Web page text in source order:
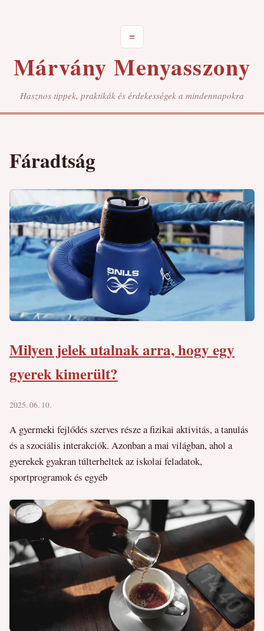
≡
Márvány Menyasszony
Hasznos tippek, praktikák és érdekességek a mindennapokra
Fáradtság
Milyen jelek utalnak arra, hogy egy
gyerek kimerült?
2025. 06. 10.
A gyermeki fejlődés szerves része a fizikai aktivitás, a tanulás
és a szociális interakciók. Azonban a mai világban, ahol a
gyerekek gyakran túlterheltek az iskolai feladatok,
sportprogramok és egyéb